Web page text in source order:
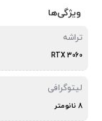
ویژگی‌ها
تراشه
RTX 3060
لیتوگرافی
8 نانومتر